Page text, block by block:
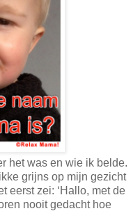
het was en wie ik belde.
grijns op mijn gezicht
eerst zei: ‘Hallo, met de
nooit gedacht hoe